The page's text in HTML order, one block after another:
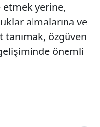
etmek yerine,
almalarına ve
tanımak, özgüven
önemli